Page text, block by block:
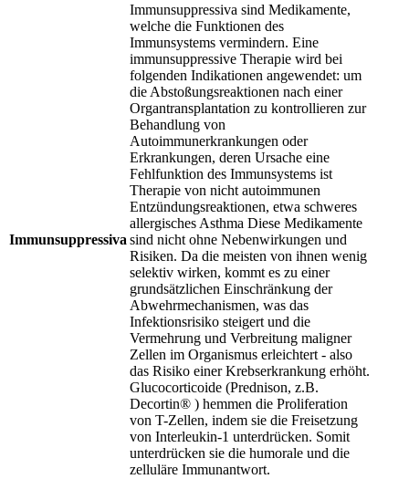
Immunsuppressiva
Immunsuppressiva sind Medikamente,
welche die Funktionen des
Immunsystems vermindern. Eine
immunsuppressive Therapie wird bei
folgenden Indikationen angewendet: um
die Abstoßungsreaktionen nach einer
Organtransplantation zu kontrollieren zur
Behandlung von
Autoimmunerkrankungen oder
Erkrankungen, deren Ursache eine
Fehlfunktion des Immunsystems ist
Therapie von nicht autoimmunen
Entzündungsreaktionen, etwa schweres
allergisches Asthma Diese Medikamente
sind nicht ohne Nebenwirkungen und
Risiken. Da die meisten von ihnen wenig
selektiv wirken, kommt es zu einer
grundsätzlichen Einschränkung der
Abwehrmechanismen, was das
Infektionsrisiko steigert und die
Vermehrung und Verbreitung maligner
Zellen im Organismus erleichtert - also
das Risiko einer Krebserkrankung erhöht.
Glucocorticoide (Prednison, z.B.
Decortin® ) hemmen die Proliferation
von T-Zellen, indem sie die Freisetzung
von Interleukin-1 unterdrücken. Somit
unterdrücken sie die humorale und die
zelluläre Immunantwort.